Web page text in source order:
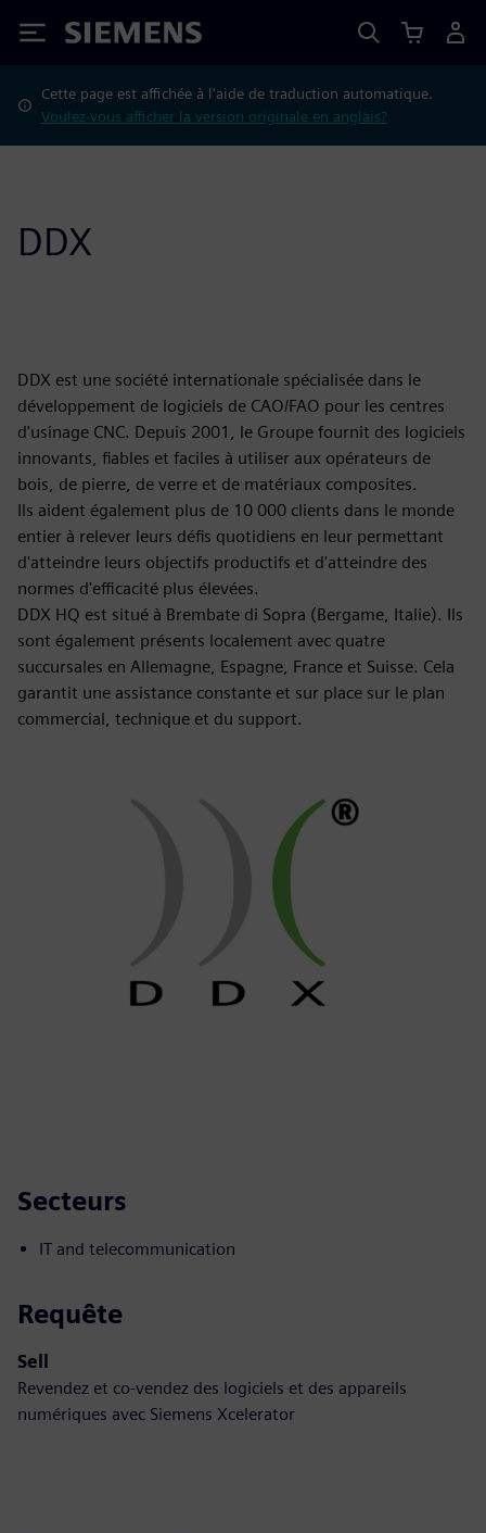
Siemens
Cette page est affichée à l'aide de traduction automatique.
Voulez-vous afficher la version originale en anglais?
DDX
DDX est une société internationale spécialisée dans le
développement de logiciels de CAO/FAO pour les centres
d'usinage CNC. Depuis 2001, le Groupe fournit des logiciels
innovants, fiables et faciles à utiliser aux opérateurs de
bois, de pierre, de verre et de matériaux composites.
Ils aident également plus de 10 000 clients dans le monde
entier à relever leurs défis quotidiens en leur permettant
d'atteindre leurs objectifs productifs et d'atteindre des
normes d'efficacité plus élevées.
DDX HQ est situé à Brembate di Sopra (Bergame, Italie). Ils
sont également présents localement avec quatre
succursales en Allemagne, Espagne, France et Suisse. Cela
garantit une assistance constante et sur place sur le plan
commercial, technique et du support.
Secteurs
IT and telecommunication
Requête
Sell
Revendez et co-vendez des logiciels et des appareils
numériques avec Siemens Xcelerator